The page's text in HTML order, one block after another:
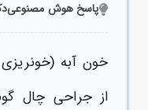
پاسخ هوش مصنوعی
خون آبه
از جراحیچال